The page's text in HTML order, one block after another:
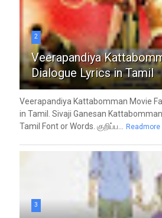
2
Veerapandiya
Dialogue Lyrics in Tamil
Veerapandiya Kattabomman Movie
in Tamil. Sivaji Ganesan
Tamil Font or Words. குறிப்ப... Readmore
3